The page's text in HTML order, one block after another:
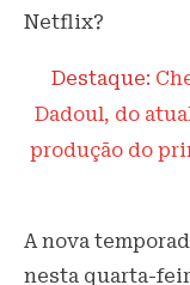
Netflix?
Destaque:
Dadoul, do
produção do
A nova
nesta quarta-